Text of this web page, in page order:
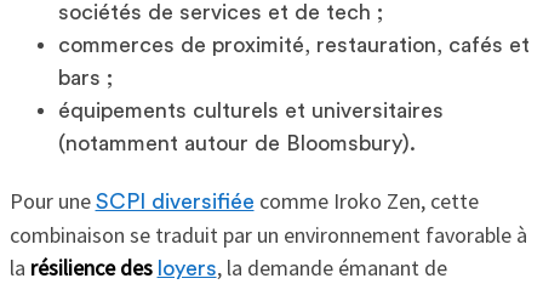
sociétés de services et de tech ;
commerces de proximité, restauration, cafés et
bars ;
équipements culturels et universitaires
(notamment autour de Bloomsbury).
Pour une SCPI diversifiée comme Iroko Zen, cette
combinaison se traduit par un environnement favorable à
la résilience des loyers, la demande émanant de